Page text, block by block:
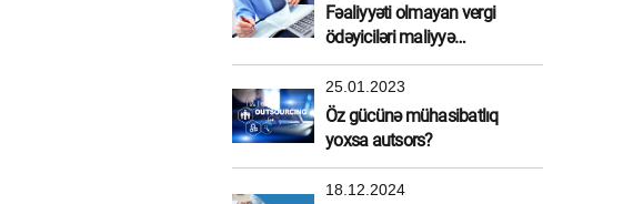
Fəaliyyəti olmayan vergi
ödəyiciləri maliyyə
sanksiyasından azad edildi
25.01.2023
Öz gücünə mühasibatlıq
yoxsa autsors?
18.12.2024